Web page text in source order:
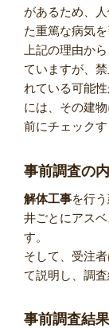
があるため、
た重篤な病気
上記の理由か
ていますが、
れている可能性
には、その建
前にチェック
事前調査の
解体工事を行
井ごとにアス
す。
そして、受注
て説明し、調査
事前調査結